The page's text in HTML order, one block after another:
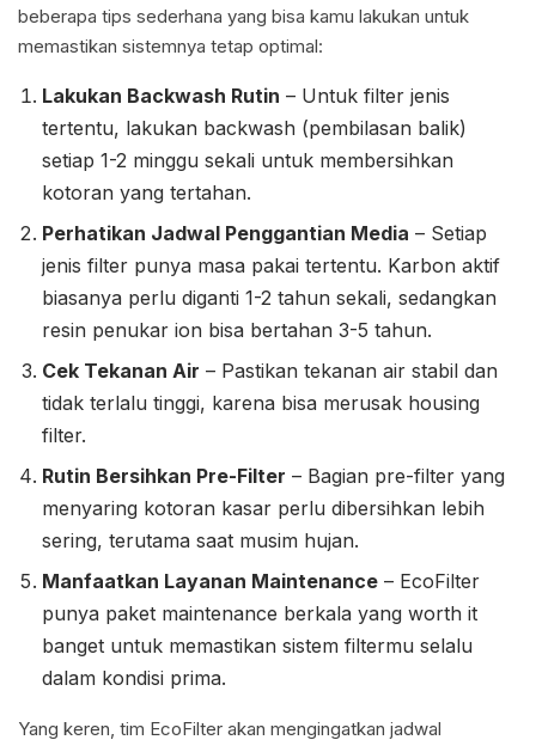
beberapa tips sederhana yang bisa kamu lakukan untuk
memastikan sistemnya tetap optimal:
Lakukan Backwash Rutin – Untuk filter jenis
tertentu, lakukan backwash (pembilasan balik)
setiap 1-2 minggu sekali untuk membersihkan
kotoran yang tertahan.
Perhatikan Jadwal Penggantian Media – Setiap
jenis filter punya masa pakai tertentu. Karbon aktif
biasanya perlu diganti 1-2 tahun sekali, sedangkan
resin penukar ion bisa bertahan 3-5 tahun.
Cek Tekanan Air – Pastikan tekanan air stabil dan
tidak terlalu tinggi, karena bisa merusak housing
filter.
Rutin Bersihkan Pre-Filter – Bagian pre-filter yang
menyaring kotoran kasar perlu dibersihkan lebih
sering, terutama saat musim hujan.
Manfaatkan Layanan Maintenance – EcoFilter
punya paket maintenance berkala yang worth it
banget untuk memastikan sistem filtermu selalu
dalam kondisi prima.
Yang keren, tim EcoFilter akan mengingatkan jadwal